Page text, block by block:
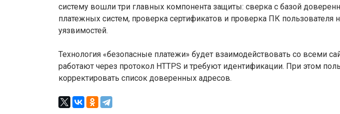
систему вошли три главных компонента защиты: сверка с базой
платежных систем, проверка сертификатов и проверка ПК пользователя
уязвимостей.
Технология «безопасные платежи» будет взаимодействовать со всеми
работают через протокол HTTPS и требуют идентификации. При этом
корректировать список доверенных адресов.